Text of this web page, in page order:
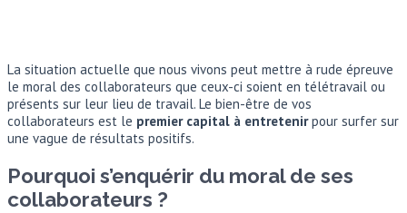
La situation actuelle que nous vivons peut mettre à rude épreuve
le moral des collaborateurs que ceux-ci soient en télétravail ou
présents sur leur lieu de travail. Le bien-être de vos
collaborateurs est le premier capital à entretenirpour surfer sur
une vague de résultats positifs.
Pourquoi s’enquérir du moral de ses
collaborateurs ?